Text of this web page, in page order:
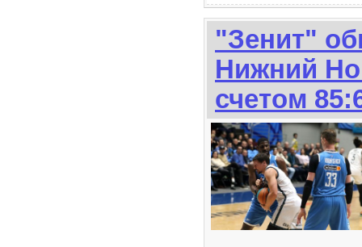
"Зенит"
Нижний
счетом